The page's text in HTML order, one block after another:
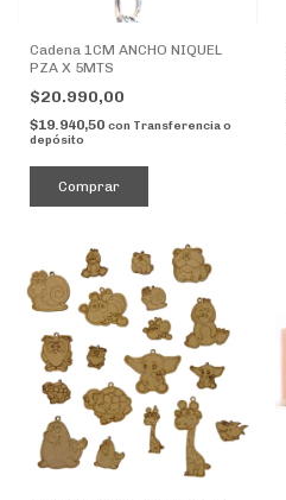
Cadena 1CM ANCHO NIQUEL
PZA X 5MTS
$20.990,00
$19.940,50 con Transferencia o
depósito